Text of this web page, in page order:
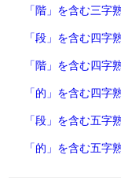
「階」を含む三字
「段」を含む四字
「階」を含む四字
「的」を含む四字
「段」を含む五字
「的」を含む五字